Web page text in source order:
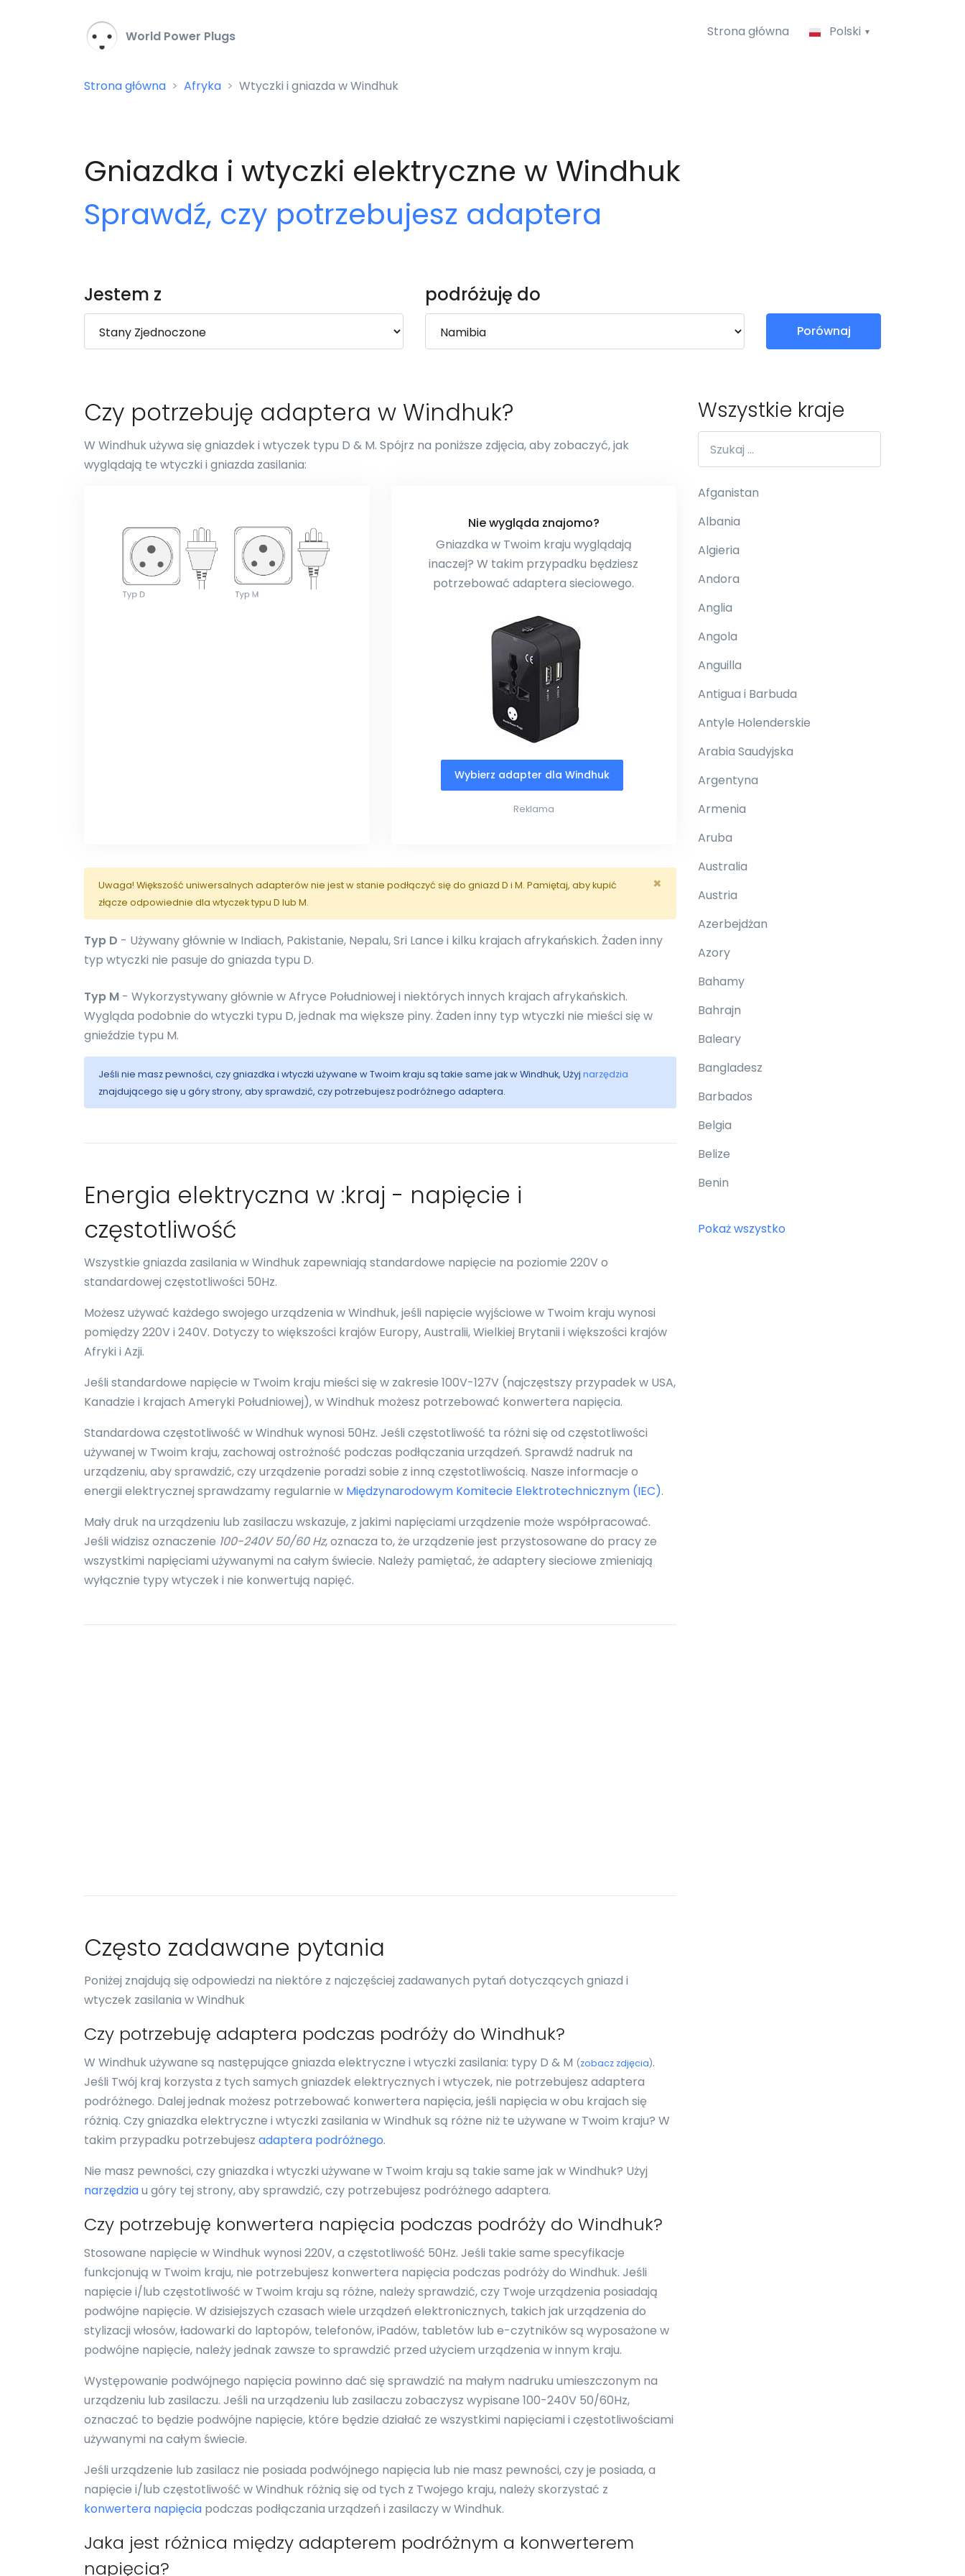
World Power Plugs Strona główna Polski
Strona główna Afryka Wtyczki i gniazda w Windhuk
Gniazdka i wtyczki elektryczne w Windhuk
Sprawdź, czy potrzebujesz adaptera
Jestem z podróżuję do
Porównaj
Czy potrzebuję adaptera w Windhuk?
W Windhuk używa się gniazdek i wtyczek typu D & M. Spójrz na poniższe zdjęcia, aby zobaczyć, jak
wyglądają te wtyczki i gniazda zasilania:
Nie wygląda znajomo?
Gniazdka w Twoim kraju wyglądają
inaczej? W takim przypadku będziesz
potrzebować adaptera sieciowego.
Wybierz adapter dla Windhuk
Reklama
×
Uwaga! Większość uniwersalnych adapterów nie jest w stanie podłączyć się do gniazd D i M. Pamiętaj, aby kupić
złącze odpowiednie dla wtyczek typu D lub M.
Typ D - Używany głównie w Indiach, Pakistanie, Nepalu, Sri Lance i kilku krajach afrykańskich. Żaden inny
typ wtyczki nie pasuje do gniazda typu D.
Typ M - Wykorzystywany głównie w Afryce Południowej i niektórych innych krajach afrykańskich.
Wygląda podobnie do wtyczki typu D, jednak ma większe piny. Żaden inny typ wtyczki nie mieści się w
gnieździe typu M.
Jeśli nie masz pewności, czy gniazdka i wtyczki używane w Twoim kraju są takie same jak w Windhuk, Użyj narzędzia
znajdującego się u góry strony, aby sprawdzić, czy potrzebujesz podróżnego adaptera.
Energia elektryczna w :kraj - napięcie i
częstotliwość
Wszystkie gniazda zasilania w Windhuk zapewniają standardowe napięcie na poziomie 220V o
standardowej częstotliwości 50Hz.
Możesz używać każdego swojego urządzenia w Windhuk, jeśli napięcie wyjściowe w Twoim kraju wynosi
pomiędzy 220V i 240V. Dotyczy to większości krajów Europy, Australii, Wielkiej Brytanii i większości krajów
Afryki i Azji.
Jeśli standardowe napięcie w Twoim kraju mieści się w zakresie 100V-127V (najczęstszy przypadek w USA,
Kanadzie i krajach Ameryki Południowej), w Windhuk możesz potrzebować konwertera napięcia.
Standardowa częstotliwość w Windhuk wynosi 50Hz. Jeśli częstotliwość ta różni się od częstotliwości
używanej w Twoim kraju, zachowaj ostrożność podczas podłączania urządzeń. Sprawdź nadruk na
urządzeniu, aby sprawdzić, czy urządzenie poradzi sobie z inną częstotliwością. Nasze informacje o
energii elektrycznej sprawdzamy regularnie w Międzynarodowym Komitecie Elektrotechnicznym (IEC).
Mały druk na urządzeniu lub zasilaczu wskazuje, z jakimi napięciami urządzenie może współpracować.
Jeśli widzisz oznaczenie 100-240V 50/60 Hz, oznacza to, że urządzenie jest przystosowane do pracy ze
wszystkimi napięciami używanymi na całym świecie. Należy pamiętać, że adaptery sieciowe zmieniają
wyłącznie typy wtyczek i nie konwertują napięć.
Często zadawane pytania
Poniżej znajdują się odpowiedzi na niektóre z najczęściej zadawanych pytań dotyczących gniazd i
wtyczek zasilania w Windhuk
Czy potrzebuję adaptera podczas podróży do Windhuk?
W Windhuk używane są następujące gniazda elektryczne i wtyczki zasilania: typy D & M (zobacz zdjęcia).
Jeśli Twój kraj korzysta z tych samych gniazdek elektrycznych i wtyczek, nie potrzebujesz adaptera
podróżnego. Dalej jednak możesz potrzebować konwertera napięcia, jeśli napięcia w obu krajach się
różnią. Czy gniazdka elektryczne i wtyczki zasilania w Windhuk są różne niż te używane w Twoim kraju? W
takim przypadku potrzebujesz adaptera podróżnego.
Nie masz pewności, czy gniazdka i wtyczki używane w Twoim kraju są takie same jak w Windhuk? Użyj
narzędziau góry tej strony, aby sprawdzić, czy potrzebujesz podróżnego adaptera.
Czy potrzebuję konwertera napięcia podczas podróży do Windhuk?
Stosowane napięcie w Windhuk wynosi 220V, a częstotliwość 50Hz. Jeśli takie same specyfikacje
funkcjonują w Twoim kraju, nie potrzebujesz konwertera napięcia podczas podróży do Windhuk. Jeśli
napięcie i/lub częstotliwość w Twoim kraju są różne, należy sprawdzić, czy Twoje urządzenia posiadają
podwójne napięcie. W dzisiejszych czasach wiele urządzeń elektronicznych, takich jak urządzenia do
stylizacji włosów, ładowarki do laptopów, telefonów, iPadów, tabletów lub e-czytników są wyposażone w
podwójne napięcie, należy jednak zawsze to sprawdzić przed użyciem urządzenia w innym kraju.
Występowanie podwójnego napięcia powinno dać się sprawdzić na małym nadruku umieszczonym na
urządzeniu lub zasilaczu. Jeśli na urządzeniu lub zasilaczu zobaczysz wypisane 100-240V 50/60Hz,
oznaczać to będzie podwójne napięcie, które będzie działać ze wszystkimi napięciami i częstotliwościami
używanymi na całym świecie.
Jeśli urządzenie lub zasilacz nie posiada podwójnego napięcia lub nie masz pewności, czy je posiada, a
napięcie i/lub częstotliwość w Windhuk różnią się od tych z Twojego kraju, należy skorzystać z
konwertera napięcia podczas podłączania urządzeń i zasilaczy w Windhuk.
Jaka jest różnica między adapterem podróżnym a konwerterem
napięcia?
Wszystkie kraje
Afganistan
Albania
Algieria
Andora
Anglia
Angola
Anguilla
Antigua i Barbuda
Antyle Holenderskie
Arabia Saudyjska
Argentyna
Armenia
Aruba
Australia
Austria
Azerbejdżan
Azory
Bahamy
Bahrajn
Baleary
Bangladesz
Barbados
Belgia
Belize
Benin
Pokaż wszystko